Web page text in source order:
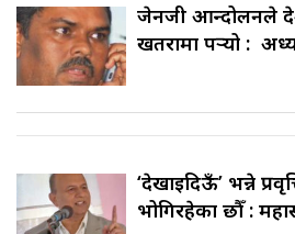
जेनजी आन्दोलनले
खतरामा पर्‍यो :
‘देखाइदिऊँ’ भन्ने
भोगिरहेका छौँ :